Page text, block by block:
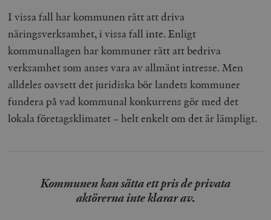
I vissa fall har kommunen rätt att driva
näringsverksamhet, i vissa fall inte. Enligt
kommunallagen har kommuner rätt att bedriva
verksamhet som anses vara av allmänt intresse. Men
alldeles oavsett det juridiska bör landets kommuner
fundera på vad kommunal konkurrens gör med det
lokala företagsklimatet – helt enkelt om det är lämpligt.
Kommunen kan sätta ett pris de privata
aktörerna inte klarar av.